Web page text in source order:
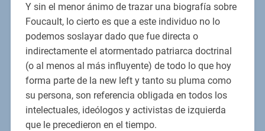
Y sin el menor ánimo de trazar una biografía sobre
Foucault, lo cierto es que a este individuo no lo
podemos soslayar dado que fue directa o
indirectamente el atormentado patriarca doctrinal
(o al menos al más influyente) de todo lo que hoy
forma parte de la new left y tanto su pluma como
su persona, son referencia obligada en todos los
intelectuales, ideólogos y activistas de izquierda
que le precedieron en el tiempo.